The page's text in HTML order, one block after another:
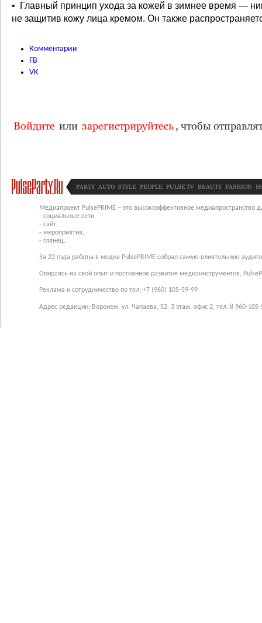
• Главный принцип ухода за кожей в зимнее время —
не защитив кожу лица кремом. Он также
Комментарии
FB
VK
Войдите или зарегистрируйтесь, чтобы
PARTY AUTO STYLE PEOPLE PULSE TV BEAUTY FASHION
Медиапроект PulsePRIME – это высокоэффективное медиапространство
- социальные сети,
- сайт,
- мероприятия,
- глянец.
За 22 года работы в медиа PulsePRIME собрал самую влиятельную
Опираясь на свой опыт и постоянное развитие медиаинструментов,
Реклама и сотрудничество по тел: +7 (960) 105-59-99
Адрес редакции: Воронеж, ул. Чапаева, 52, 3 этаж, офис 2, тел. 8 960-